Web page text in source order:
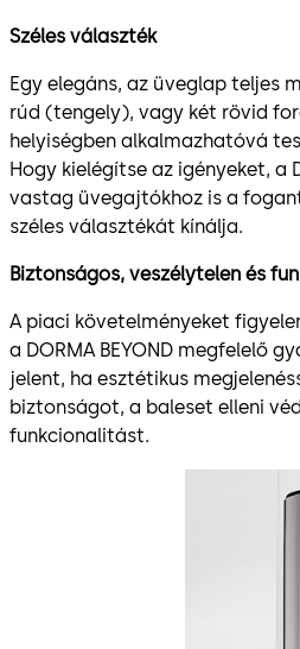
Széles választék
Egy elegáns, az üveglap teljes
rúd (tengely), vagy két rövid
helyiségben alkalmazhatóvá
Hogy kielégítse az igényeket, a
vastag üvegajtókhoz is a
széles választékát kínálja.
Biztonságos, veszélytelen és
A piaci követelményeket
a DORMA BEYOND megfelelő
jelent, ha esztétikus
biztonságot, a baleset elleni
funkcionalitást.